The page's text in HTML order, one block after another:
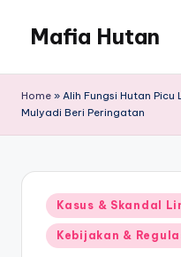
content
Mafia Hutan
dan
Home » Alih Fungsi Hutan
Mulyadi Beri Peringatan
Posted
in
Kasus & Skandal
Kebijakan &